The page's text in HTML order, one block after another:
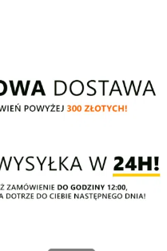
ściągacze rękawów dodatkowo
posiadają otwory na kciuk - od
wewnętrznej strony lamówka przy
na lewym rękawie z logo marki Pit
Bull - duży nadruk na plecach oraz
mniejszy na klatce piersiowej -